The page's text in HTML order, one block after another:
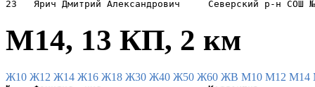
М14, 13 КП, 2 км
Ж10 Ж12 Ж14 Ж16 Ж18 Ж30 Ж40 Ж50 Ж60 ЖВ М10 М12 М14